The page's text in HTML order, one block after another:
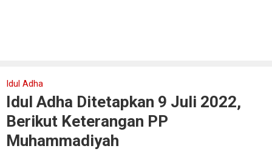
Idul Adha
Idul Adha Ditetapkan 9 Juli 2022,
Berikut Keterangan PP
Muhammadiyah